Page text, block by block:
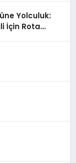
Yolculuk:
İçin Rota